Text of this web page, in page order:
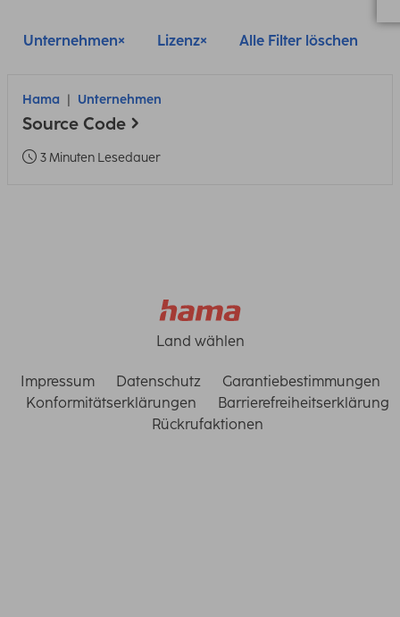
Unternehmen Lizenz Alle Filter löschen
Hama Unternehmen
Source Code
3 Minuten Lesedauer
Land wählen
Impressum Datenschutz
Garantiebestimmungen
Konformitätserklärungen
Barrierefreiheitserklärung
Rückrufaktionen